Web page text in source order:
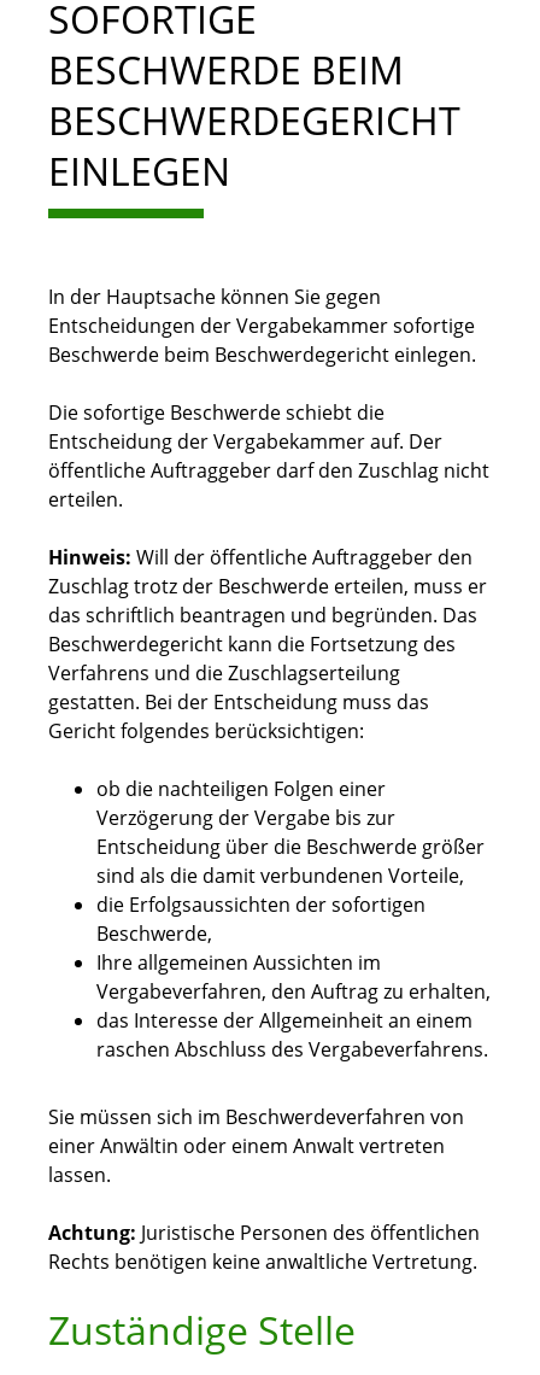
SOFORTIGE
BESCHWERDE BEIM
BESCHWERDEGERICHT
EINLEGEN
In der Hauptsache können Sie gegen
Entscheidungen der Vergabekammer sofortige
Beschwerde beim Beschwerdegericht einlegen.
Die sofortige Beschwerde schiebt die
Entscheidung der Vergabekammer auf. Der
öffentliche Auftraggeber darf den Zuschlag nicht
erteilen.
Hinweis: Will der öffentliche Auftraggeber den
Zuschlag trotz der Beschwerde erteilen, muss er
das schriftlich beantragen und begründen. Das
Beschwerdegericht kann die Fortsetzung des
Verfahrens und die Zuschlagserteilung
gestatten. Bei der Entscheidung muss das
Gericht folgendes berücksichtigen:
ob die nachteiligen Folgen einer
Verzögerung der Vergabe bis zur
Entscheidung über die Beschwerde größer
sind als die damit verbundenen Vorteile,
die Erfolgsaussichten der sofortigen
Beschwerde,
Ihre allgemeinen Aussichten im
Vergabeverfahren, den Auftrag zu erhalten,
das Interesse der Allgemeinheit an einem
raschen Abschluss des Vergabeverfahrens.
Sie müssen sich im Beschwerdeverfahren von
einer Anwältin oder einem Anwalt vertreten
lassen.
Achtung: Juristische Personen des öffentlichen
Rechts benötigen keine anwaltliche Vertretung.
Zuständige Stelle